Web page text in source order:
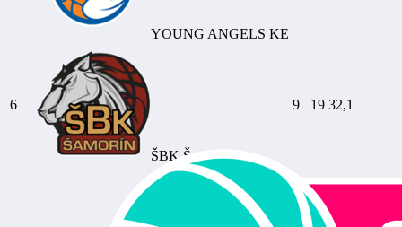
YOUNG ANGELS KE
6
ŠBK Šamorín
9 19 32,1